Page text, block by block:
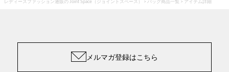
レディースファッション通販の Joint Space（ジョイントスペース） バッグ商品一覧 アイテム詳細
メルマガ登録はこちら